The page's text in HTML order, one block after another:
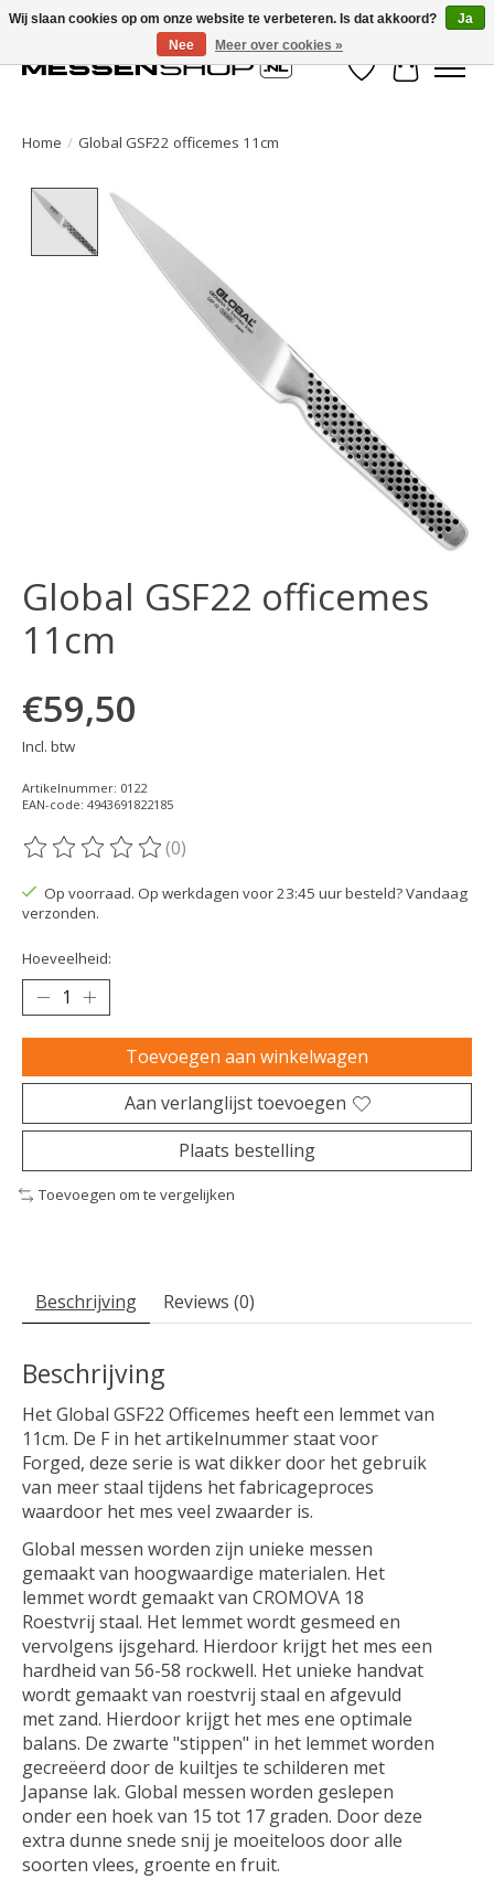
Verlanglijst
Home / Global GSF22 officemes 11cm
Product image slideshow Items
Global GSF22 officemes
11cm
€59,50
Incl. btw
Artikelnummer: 0122
EAN-code: 4943691822185
De beoordeling van dit product is
(0)
Op voorraad. Op werkdagen voor 23:45 uur besteld? Vandaag
verzonden.
Hoeveelheid:
Toevoegen aan winkelwagen
Aan verlanglijst toevoegen
Plaats bestelling
Toevoegen om te vergelijken
Beschrijving Reviews (0)
Beschrijving
Het Global GSF22 Officemes heeft een lemmet van
11cm. De F in het artikelnummer staat voor
Forged, deze serie is wat dikker door het gebruik
van meer staal tijdens het fabricageproces
waardoor het mes veel zwaarder is.
Global messen worden zijn unieke messen
gemaakt van hoogwaardige materialen. Het
lemmet wordt gemaakt van CROMOVA 18
Roestvrij staal. Het lemmet wordt gesmeed en
vervolgens ijsgehard. Hierdoor krijgt het mes een
hardheid van 56-58 rockwell. Het unieke handvat
wordt gemaakt van roestvrij staal en afgevuld
met zand. Hierdoor krijgt het mes ene optimale
balans. De zwarte "stippen" in het lemmet worden
gecreëerd door de kuiltjes te schilderen met
Japanse lak. Global messen worden geslepen
onder een hoek van 15 tot 17 graden. Door deze
extra dunne snede snij je moeiteloos door alle
soorten vlees, groente en fruit.
Wij slaan cookies op om onze website te verbeteren. Is dat akkoord?
Ja
Nee
Meer over cookies »